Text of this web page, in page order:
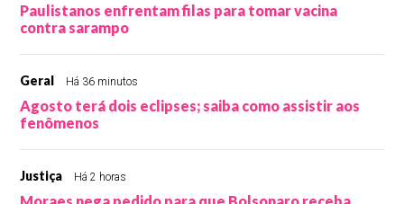
Paulistanos enfrentam filas para tomar vacina
contra sarampo
Geral Há 36 minutos
Agosto terá dois eclipses; saiba como assistir aos
fenômenos
Justiça Há 2 horas
Moraes nega pedido para que Bolsonaro receba